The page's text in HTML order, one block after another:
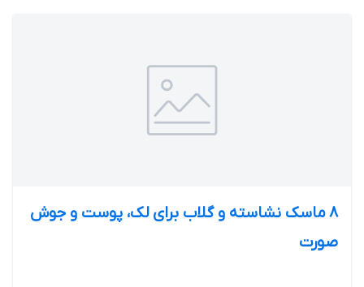
8 ماسک نشاسته و گلاب برای لک، پوست و جوش
صورت